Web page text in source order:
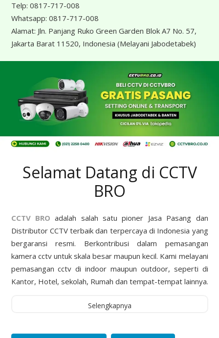
Telp: 0817-717-008
Whatsapp: 0817-717-008
Alamat: Jln. Panjang Ruko Green Garden Blok A7 No. 57,
Jakarta Barat 11520, Indonesia (Melayani Jabodetabek)
Selamat Datang di CCTV
BRO
CCTV BRO adalah salah satu pioner Jasa Pasang dan
Distributor CCTV terbaik dan terpercaya di Indonesia yang
bergaransi resmi. Berkontribusi dalam pemasangan
kamera cctv untuk skala besar maupun kecil. Kami melayani
pemasangan cctv di indoor maupun outdoor, seperti di
Kantor, Hotel, sekolah, Rumah dan tempat-tempat lainnya.
Selengkapnya